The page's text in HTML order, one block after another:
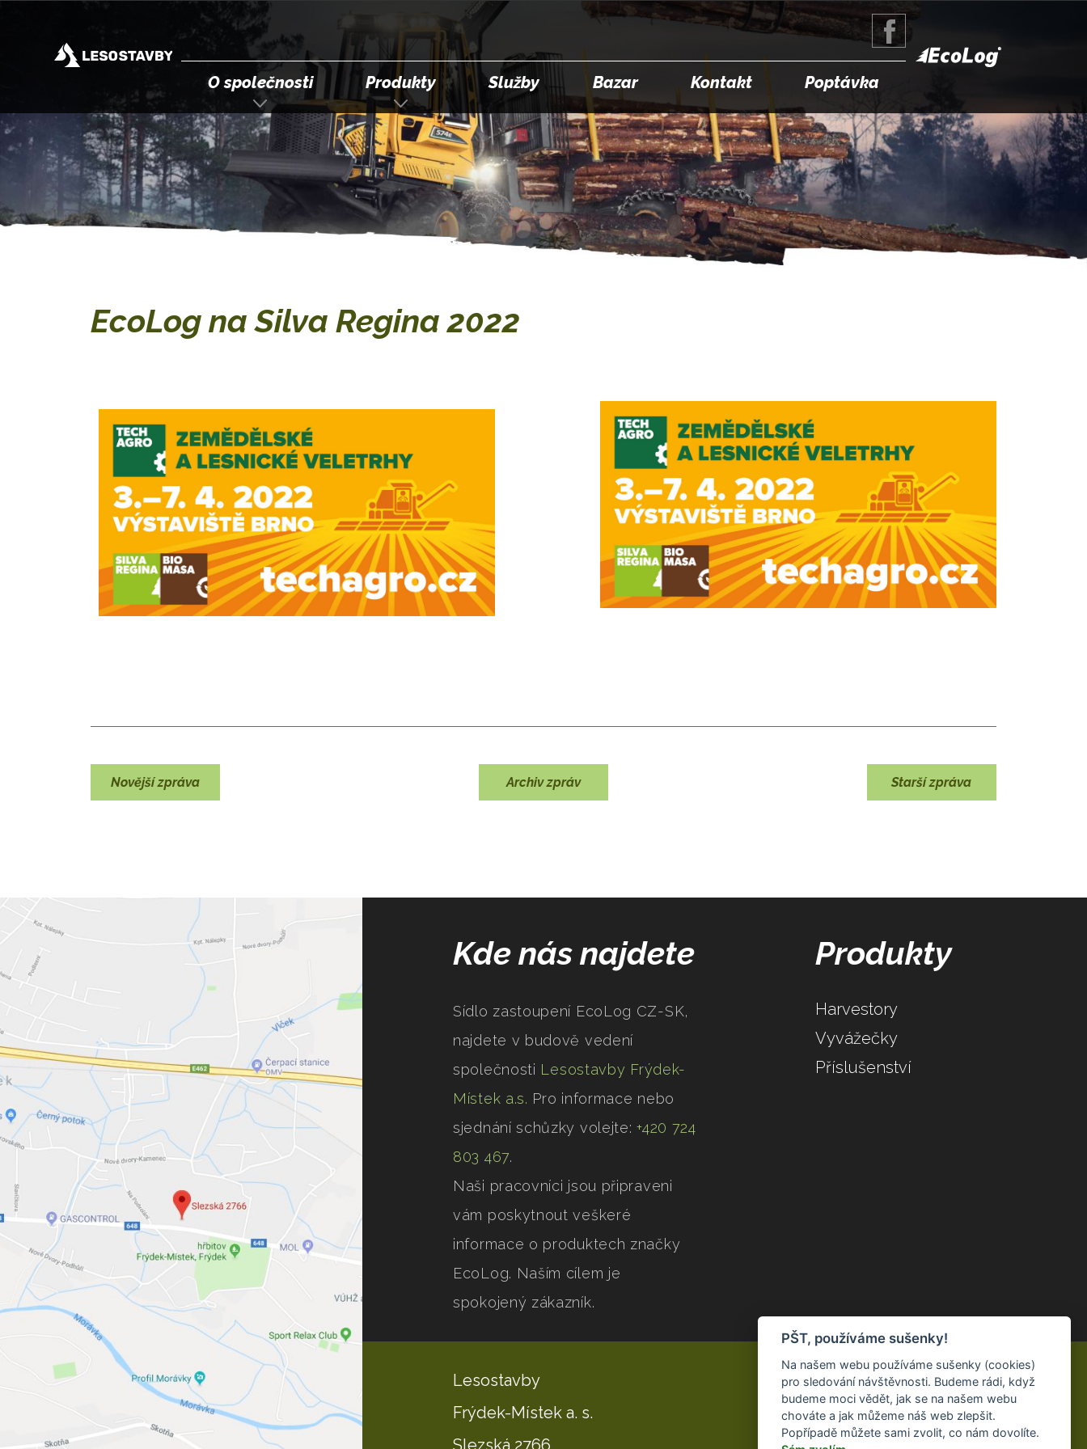
O společnosti Produkty Služby Bazar Kontakt Poptávka
EcoLog na Silva Regina 2022
Novější zpráva Archiv zpráv Starší zpráva
Kde nás najdete
Sídlo zastoupení EcoLog CZ-SK,
najdete v budově vedení
společnosti Lesostavby Frýdek-
Místek a.s. Pro informace nebo
sjednání schůzky volejte:+420 724
803 467.
Naši pracovníci jsou připraveni
vám poskytnout veškeré
informace o produktech značky
EcoLog. Naším cílem je
spokojený zákazník.
Produkty
Harvestory
Vyvážečky
Příslušenství
Lesostavby
Frýdek-Místek a. s.
Slezská 2766
Tel.: +420 558 632 161
E-mail: lesostavby@lesostavby.cz
PŠT, používáme sušenky!
Na našem webu používáme sušenky (cookies)
pro sledování návštěvnosti. Budeme rádi, když
budeme moci vědět, jak se na našem webu
chováte a jak můžeme náš web zlepšit.
Popřípadě můžete sami zvolit, co nám dovolíte.